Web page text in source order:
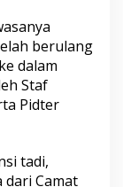
berulang
dalam
Staf
Pidter
tadi,
Camat